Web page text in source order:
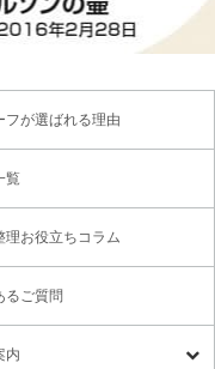
フが選ばれる理由
物撤去
屋敷・モノ屋敷
の発行方法
覧
理お役立ちコラム
るご質問
内